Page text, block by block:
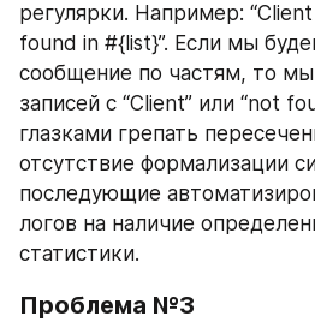
регулярки. Например:
found in #{list}”. Если мы
сообщение по частям, то
записей с “Client” или “not
глазками грепать
отсутствие формализации
последующие
логов на наличие
статистики.
Проблема №3